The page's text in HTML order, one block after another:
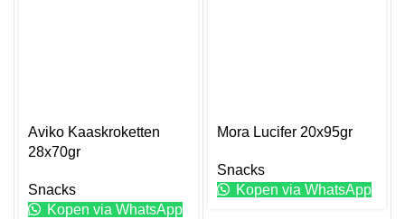
Aviko Kaaskroketten
28x70gr
Snacks
Kopen via WhatsApp
Mora Lucifer 20x95gr
Snacks
Kopen via WhatsApp